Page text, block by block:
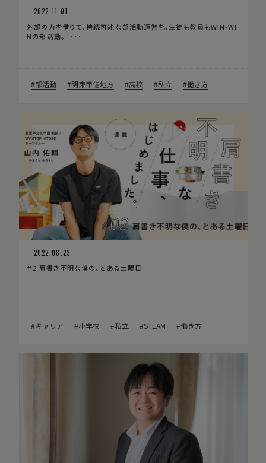
2022.11.01
外部の力を借りて、持続可能な部活動運営を。生徒も教員もWIN-WI
Nの部活動。「･･･
部活動 関東甲信地方 高校 私立 働き方
2022.08.23
＃2 肩書き不明な僕の、とある土曜日
キャリア 小学校 私立 STEAM 働き方